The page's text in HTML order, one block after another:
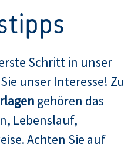
Schritt in unser
unser Interesse! Zu
gehören das
Lebenslauf,
Achten Sie auf